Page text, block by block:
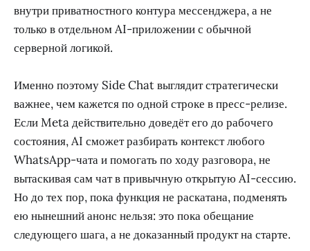
внутри приватностного контура мессенджера, а не
только в отдельном AI-приложении с обычной
серверной логикой.
Именно поэтому Side Chat выглядит стратегически
важнее, чем кажется по одной строке в пресс-релизе.
Если Meta действительно доведёт его до рабочего
состояния, AI сможет разбирать контекст любого
WhatsApp-чата и помогать по ходу разговора, не
вытаскивая сам чат в привычную открытую AI-сессию.
Но до тех пор, пока функция не раскатана, подменять
ею нынешний анонс нельзя: это пока обещание
следующего шага, а не доказанный продукт на старте.